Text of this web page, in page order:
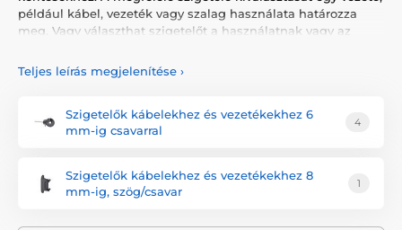
például kábel, vezeték vagy szalag használata határozza
meg. Vagy választhat szigetelőt a használatnak vagy az
Teljes leírás megjelenítése ›
Szigetelők kábelekhez és vezetékekhez 6
mm-ig csavarral
4
Szigetelők kábelekhez és vezetékekhez 8
mm-ig, szög/csavar
1